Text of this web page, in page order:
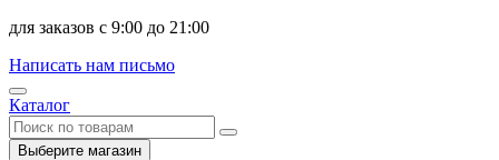
для заказов с 9:00 до 21:00
Написать нам письмо
Каталог
Выберите магазин